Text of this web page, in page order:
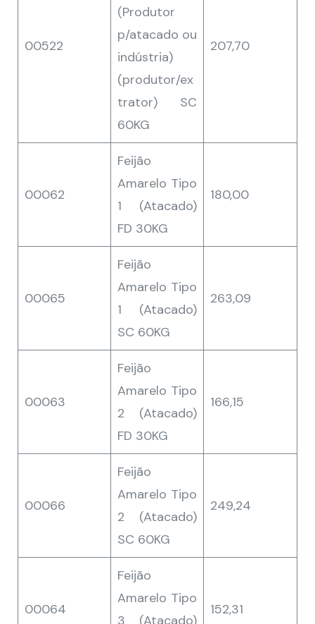
00522
(Produtor
p/atacado ou
indústria)
(produtor/ex
trator) SC
60KG
207,70
00062
Feijão
Amarelo Tipo
1 (Atacado)
FD 30KG
180,00
00065
Feijão
Amarelo Tipo
1 (Atacado)
SC 60KG
263,09
00063
Feijão
Amarelo Tipo
2 (Atacado)
FD 30KG
166,15
00066
Feijão
Amarelo Tipo
2 (Atacado)
SC 60KG
249,24
00064
Feijão
Amarelo Tipo
3 (Atacado)
152,31